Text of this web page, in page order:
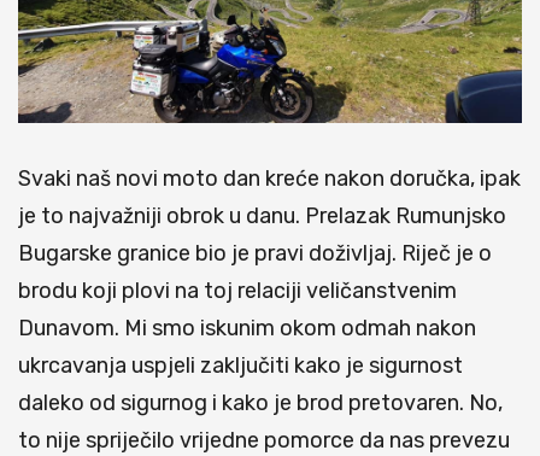
Svaki naš novi moto dan kreće nakon doručka, ipak
je to najvažniji obrok u danu. Prelazak Rumunjsko
Bugarske granice bio je pravi doživljaj. Riječ je o
brodu koji plovi na toj relaciji veličanstvenim
Dunavom. Mi smo iskunim okom odmah nakon
ukrcavanja uspjeli zaključiti kako je sigurnost
daleko od sigurnog i kako je brod pretovaren. No,
to nije spriječilo vrijedne pomorce da nas prevezu